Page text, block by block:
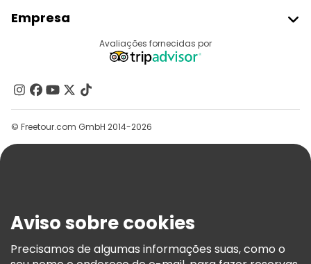
Registo Do Fornecedor
Programa De Afiliados
Empresa
Contacte-Nos
Grupos
Ajuda
Termos E Informações Legais
Política De Cookies
Avaliações fornecidas por
© Freetour.com GmbH 2014-2026
Aviso sobre cookies
Precisamos de algumas informações suas, como o